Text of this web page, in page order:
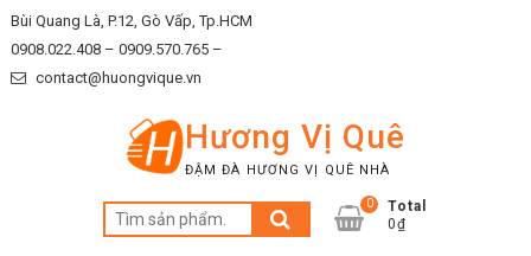
Skip
to
content
Bùi Quang Là, P.12, Gò Vấp, Tp.HCM
0908.022.408 – 0909.570.765 –
contact@huongvique.vn
Hương Vị Quê
ĐẬM ĐÀ HƯƠNG VỊ QUÊ NHÀ
Tìm
kiếm:
0
Total
0₫